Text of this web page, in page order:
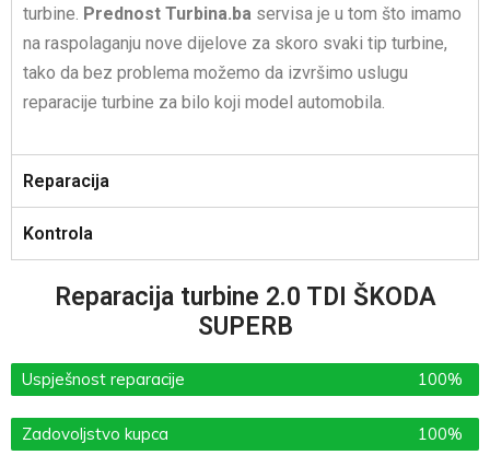
turbine. Prednost Turbina.ba servisa je u tom što imamo
na raspolaganju nove dijelove za skoro svaki tip turbine,
tako da bez problema možemo da izvršimo uslugu
reparacije turbine za bilo koji model automobila.
Reparacija
Kontrola
Reparacija turbine 2.0 TDI ŠKODA
SUPERB
Uspješnost reparacije 100%
Zadovoljstvo kupca 100%